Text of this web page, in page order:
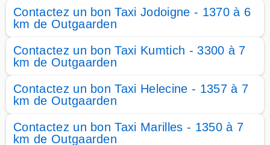
Contactez un bon Taxi Jodoigne - 1370 à 6
km de Outgaarden
Contactez un bon Taxi Kumtich - 3300 à 7
km de Outgaarden
Contactez un bon Taxi Helecine - 1357 à 7
km de Outgaarden
Contactez un bon Taxi Marilles - 1350 à 7
km de Outgaarden